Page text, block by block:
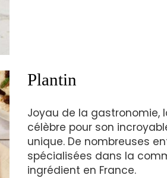
Plantin
Joyau de la gastronomie,
célèbre pour son
unique. De nombreuses
spécialisées dans la
ingrédient en France.